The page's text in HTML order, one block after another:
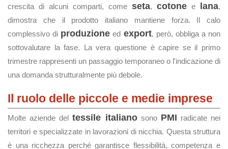
crescita di alcuni comparti, come seta, cotone e lana,
dimostra che il prodotto italiano mantiene forza. Il calo
complessivo di produzione ed export, però, obbliga a non
sottovalutare la fase. La vera questione è capire se il primo
trimestre rappresenti un passaggio temporaneo o l'indicazione di
una domanda strutturalmente più debole.
Il ruolo delle piccole e medie imprese
Molte aziende deltessile italianosono PMI radicate nei
territori e specializzate in lavorazioni di nicchia. Questa struttura
è una ricchezza perché garantisce flessibilità, competenza e